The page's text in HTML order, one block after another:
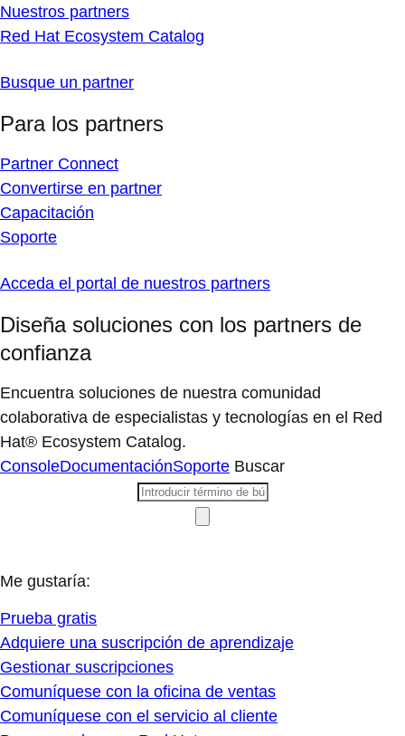
Nuestros partners
Red Hat Ecosystem Catalog
Busque un partner
Para los partners
Partner Connect
Convertirse en partner
Capacitación
Soporte
Acceda el portal de nuestros partners
Diseña soluciones con los partners de
confianza
Encuentra soluciones de nuestra comunidad
colaborativa de especialistas y tecnologías en el Red
Hat® Ecosystem Catalog.
ConsoleDocumentaciónSoporte Buscar
Me gustaría:
Prueba gratis
Adquiere una suscripción de aprendizaje
Gestionar suscripciones
Comuníquese con la oficina de ventas
Comuníquese con el servicio al cliente